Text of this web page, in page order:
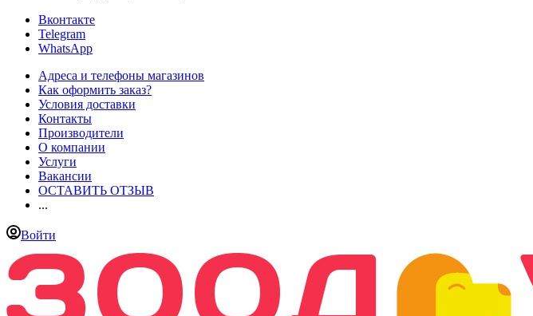
Вконтакте
Telegram
WhatsApp
Адреса и телефоны магазинов
Как оформить заказ?
Условия доставки
Контакты
Производители
О компании
Услуги
Вакансии
ОСТАВИТЬ ОТЗЫВ
...
Войти